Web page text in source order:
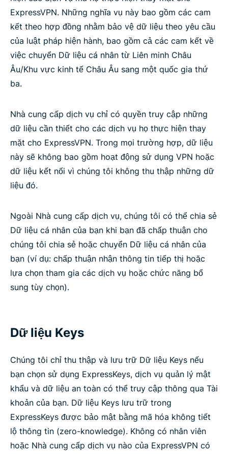
ExpressVPN. Những nghĩa vụ này bao gồm các cam
kết theo hợp đồng nhằm bảo vệ dữ liệu theo yêu cầu
của luật pháp hiện hành, bao gồm cả các cam kết về
việc chuyển Dữ liệu cá nhân từ Liên minh Châu
Âu/Khu vực kinh tế Châu Âu sang một quốc gia thứ
ba.
Nhà cung cấp dịch vụ chỉ có quyền truy cập những
dữ liệu cần thiết cho các dịch vụ họ thực hiện thay
mặt cho ExpressVPN. Trong mọi trường hợp, dữ liệu
này sẽ không bao gồm hoạt động sử dụng VPN hoặc
dữ liệu kết nối vì chúng tôi không thu thập những dữ
liệu đó.
Ngoài Nhà cung cấp dịch vụ, chúng tôi có thể chia sẻ
Dữ liệu cá nhân của bạn khi bạn đã chấp thuận cho
chúng tôi chia sẻ hoặc chuyển Dữ liệu cá nhân của
bạn (ví dụ: chấp thuận nhận thông tin tiếp thị hoặc
lựa chọn tham gia các dịch vụ hoặc chức năng bổ
sung tùy chọn).
Dữ liệu Keys
Chúng tôi chỉ thu thập và lưu trữ Dữ liệu Keys nếu
bạn chọn sử dụng ExpressKeys, dịch vụ quản lý mật
khẩu và dữ liệu an toàn có thể truy cập thông qua Tài
khoản của bạn. Dữ liệu Keys lưu trữ trong
ExpressKeys được bảo mật bằng mã hóa không tiết
lộ thông tin (zero-knowledge). Không có nhân viên
hoặc Nhà cung cấp dịch vụ nào của ExpressVPN có